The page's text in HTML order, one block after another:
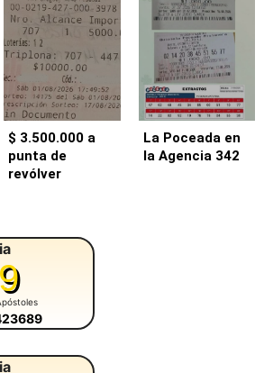
$ 3.500.000 a
punta de
revólver
La Poceada en
la Agencia 342